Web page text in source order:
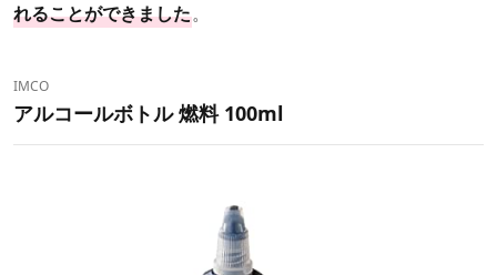
れることができました。
IMCO
アルコールボトル 燃料 100ml